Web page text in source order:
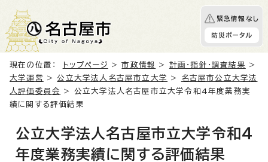
緊急情報なし
防災ポータル
現在の位置： トップページ >市政情報 > 計画・指針・調査結果
>
大学運営
>公立大学法人名古屋市立大学 >
名古屋市公立大学法
人評価委員会
> 公立大学法人名古屋市立大学令和4年度業務実
績に関する評価結果
公立大学法人名古屋市立大学令和4
年度業務実績に関する評価結果